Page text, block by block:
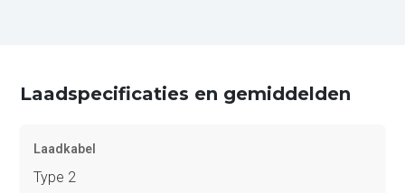
Laadspecificaties en gemiddelden
Laadkabel
Type 2